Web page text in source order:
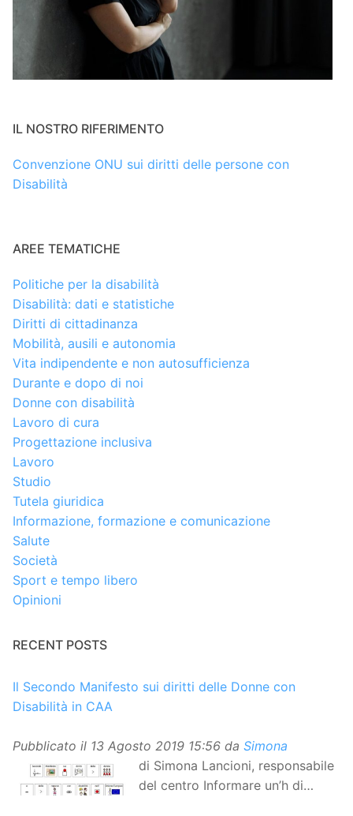
IL NOSTRO RIFERIMENTO
Convenzione ONU sui diritti delle persone con
Disabilità
AREE TEMATICHE
Politiche per la disabilità
Disabilità: dati e statistiche
Diritti di cittadinanza
Mobilità, ausili e autonomia
Vita indipendente e non autosufficienza
Durante e dopo di noi
Donne con disabilità
Lavoro di cura
Progettazione inclusiva
Lavoro
Studio
Tutela giuridica
Informazione, formazione e comunicazione
Salute
Società
Sport e tempo libero
Opinioni
RECENT POSTS
Il Secondo Manifesto sui diritti delle Donne con
Disabilità in CAA
Pubblicato il 13 Agosto 2019 15:56 da Simona
di Simona Lancioni, responsabile
del centro Informare un’h di